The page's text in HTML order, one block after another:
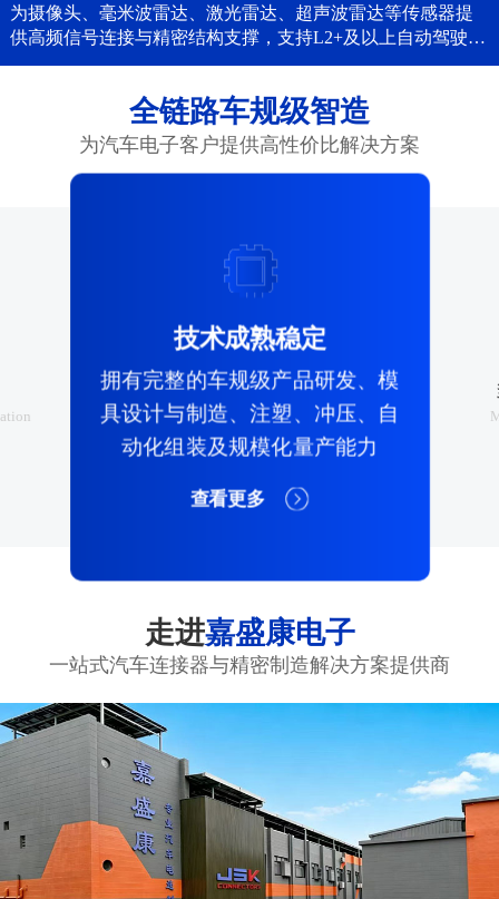
为摄像头、毫米波雷达、激光雷达、超声波雷达等传感器提
供高频信号连接与精密结构支撑，支持L2+及以上自动驾驶。
...
全链路车规级智造
为汽车电子客户提供高性价比解决方案

技术成熟稳定
拥有完整的车规级产品研发、模
具设计与制造、注塑、冲压、自
动化组装及规模化量产能力
查看更多
走进嘉盛康电子
一站式汽车连接器与精密制造解决方案提供商